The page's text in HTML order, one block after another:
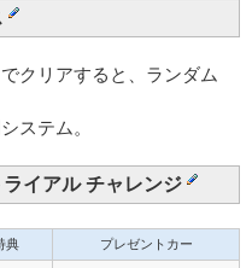
クリアすると、ランダム
ステム。
イアル チャレンジ
典 プレゼントカー